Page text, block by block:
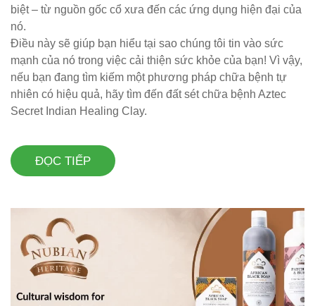
biệt – từ nguồn gốc cổ xưa đến các ứng dụng hiện đại của
nó.
Điều này sẽ giúp bạn hiểu tại sao chúng tôi tin vào sức
mạnh của nó trong việc cải thiện sức khỏe của bạn! Vì vậy,
nếu bạn đang tìm kiếm một phương pháp chữa bệnh tự
nhiên có hiệu quả, hãy tìm đến đất sét chữa bệnh Aztec
Secret Indian Healing Clay.
ĐỌC TIẾP